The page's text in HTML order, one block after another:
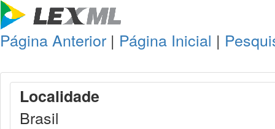
Página Anterior | Página Inicial |
Localidade
Brasil